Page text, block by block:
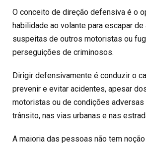
O conceito de direção defensiva é o
habilidade ao volante para escapar de
suspeitas de outros motoristas ou
perseguições de criminosos.
Dirigir defensivamente é conduzir o
prevenir e evitar acidentes, apesar
motoristas ou de condições
trânsito, nas vias urbanas e nas
A maioria das pessoas não tem